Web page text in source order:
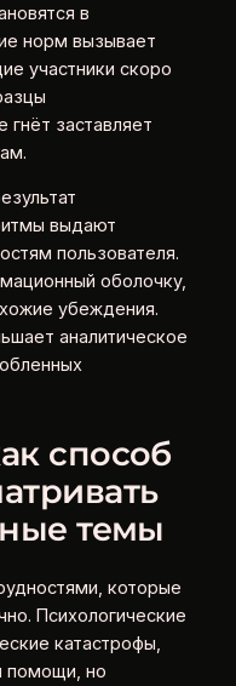
в
норм вызывает
участники скоро
гнёт заставляет
выдают
пользователя.
оболочку,
убеждения.
аналитическое
способ
темы
которые
Психологические
катастрофы,
помощи, но